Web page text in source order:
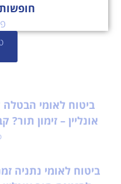
ביטוח לאומי
אונליין – זימון
ביטוח לאומי נתניה